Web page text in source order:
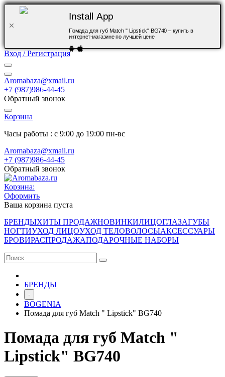
Install App
Помада для губ Match " Lipstick" BG740 – купить в
интернет-магазине по лучшей цене
Вход / Регистрация
Aromabaza@xmail.ru
+7 (987)986-44-45
Обратный звонок
Корзина
Часы работы : с 9:00 до 19:00 пн-вс
Aromabaza@xmail.ru
+7 (987)986-44-45
Обратный звонок
Корзина:
Оформить
Ваша корзина пуста
БРЕНДЫХИТЫ ПРОДАЖНОВИНКИЛИЦОГЛАЗАГУБЫ
НОГТИУХОД ЛИЦОУХОД ТЕЛОВОЛОСЫАКСЕССУАРЫ
БРОВИРАСПРОДАЖАПОДАРОЧНЫЕ НАБОРЫ
БРЕНДЫ
-
BOGENIA
Помада для губ Match " Lipstick" BG740
Помада для губ Match "
Lipstick" BG740